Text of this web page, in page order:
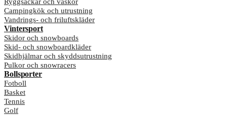
Campingkök och utrustning
Vandrings- och friluftskläder
Vintersport
Skidor och snowboards
Skid- och snowboardkläder
Skidhjälmar och skyddsutrustning
Pulkor och snowracers
Bollsporter
Fotboll
Basket
Tennis
Golf